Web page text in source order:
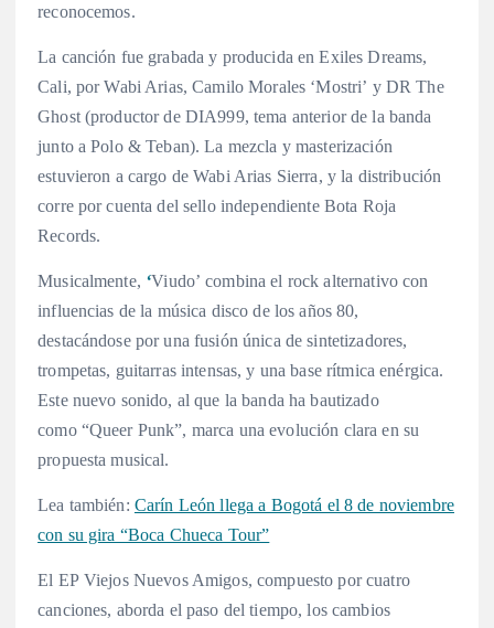
reconocemos.
La canción fue grabada y producida en Exiles Dreams,
Cali, por Wabi Arias, Camilo Morales ‘Mostri’ y DR The
Ghost (productor de DIA999, tema anterior de la banda
junto a Polo & Teban). La mezcla y masterización
estuvieron a cargo de Wabi Arias Sierra, y la distribución
corre por cuenta del sello independiente Bota Roja
Records.
Musicalmente, ‘Viudo’ combina el rock alternativo con
influencias de la música disco de los años 80,
destacándose por una fusión única de sintetizadores,
trompetas, guitarras intensas, y una base rítmica enérgica.
Este nuevo sonido, al que la banda ha bautizado
como “Queer Punk”, marca una evolución clara en su
propuesta musical.
Lea también: Carín León llega a Bogotá el 8 de noviembre
con su gira “Boca Chueca Tour”
El EP Viejos Nuevos Amigos, compuesto por cuatro
canciones, aborda el paso del tiempo, los cambios